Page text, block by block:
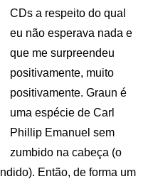
CDs a respeito do qual
eu não esperava nada e
que me surpreendeu
positivamente, muito
positivamente. Graun é
uma espécie de Carl
Phillip Emanuel sem
zumbido na cabeça (o
Então, de forma um